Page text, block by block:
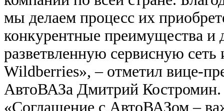
мы делаем процесс их
конкурентные преимущества и
разветвленную сервисную
Wildberries», – отметил вице-
АвтоВАЗа Дмитрий
«Соглашение с АвтоВАЗом –